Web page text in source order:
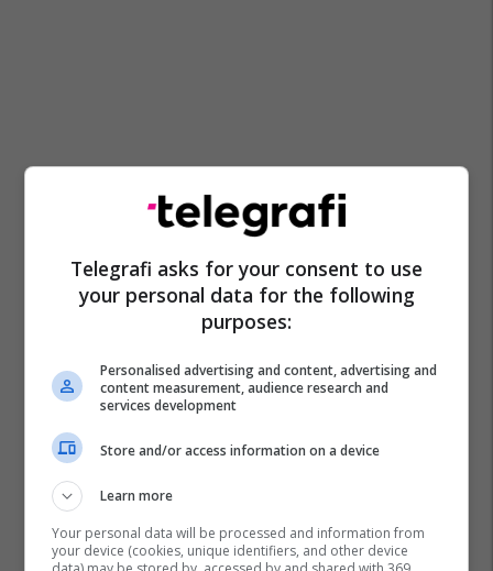
Tepelenë
Telegrafi asks for your consent to use
your personal data for the following
purposes:
Personalised advertising and content, advertising and
content measurement, audience research and
services development
Store and/or access information on a device
Learn more
Your personal data will be processed and information from
your device (cookies, unique identifiers, and other device